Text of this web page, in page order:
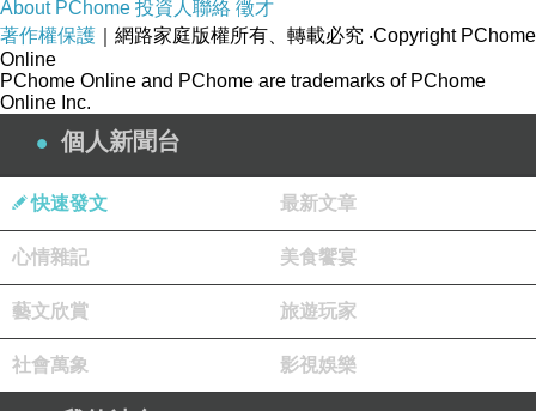
日本人很拼耶...才八點,美髮店就開門做生意了...
飯店旁邊就有間小神社,太早了,還沒開門哩!
清晨的天空很藍很乾淨,看來今天是個冷颼颼又有
About PChome 投資人聯絡 徵才
著作權保護 ｜網路家庭版權所有、轉載必究 ‧Copyright PChome
Online
PChome Online and PChome are trademarks of PChome
Online Inc.
個人新聞台
快速發文 最新文章
心情雜記 美食饗宴
藝文欣賞 旅遊玩家
社會萬象 影視娛樂